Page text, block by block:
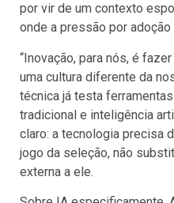
por vir de um contexto
onde a pressão por
“Inovação, para nós, é
uma cultura diferente da
técnica já testa
tradicional e inteligência
claro: a tecnologia precisa
jogo da seleção, não
externa a ele.